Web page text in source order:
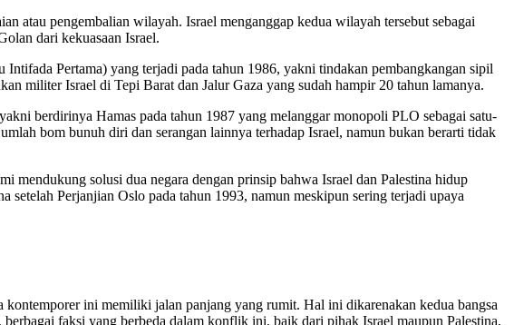
atau pengembalian wilayah. Israel menganggap kedua wilayah tersebut sebagai
dari kekuasaan Israel.
Intifada Pertama) yang terjadi pada tahun 1986, yakni tindakan pembangkangan sipil
militer Israel di Tepi Barat dan Jalur Gaza yang sudah hampir 20 tahun lamanya.
berdirinya Hamas pada tahun 1987 yang melanggar monopoli PLO sebagai satu-
bom bunuh diri dan serangan lainnya terhadap Israel, namun bukan berarti tidak
mendukung solusi dua negara dengan prinsip bahwa Israel dan Palestina hidup
Perjanjian Oslo pada tahun 1993, namun meskipun sering terjadi upaya
kontemporer ini memiliki jalan panjang yang rumit. Hal ini dikarenakan kedua bangsa
faksi yang berbeda dalam konflik ini, baik dari pihak Israel maupun Palestina,